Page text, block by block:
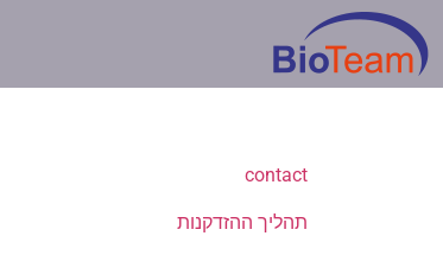
contact
תהליך ההזדקנות